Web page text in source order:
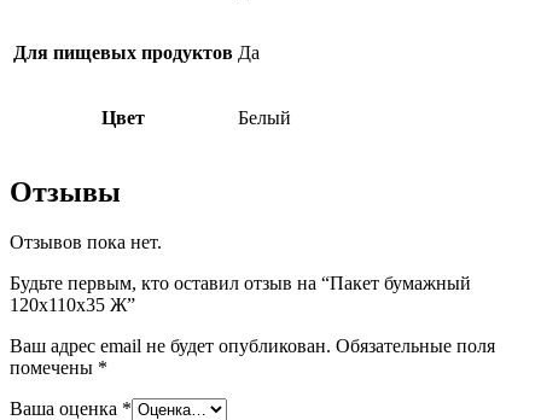
Для пищевых продуктов Да
Цвет Белый
Отзывы
Отзывов пока нет.
Будьте первым, кто оставил отзыв на “Пакет бумажный
120х110х35 Ж”
Ваш адрес email не будет опубликован. Обязательные поля
помечены *
Ваша оценка *